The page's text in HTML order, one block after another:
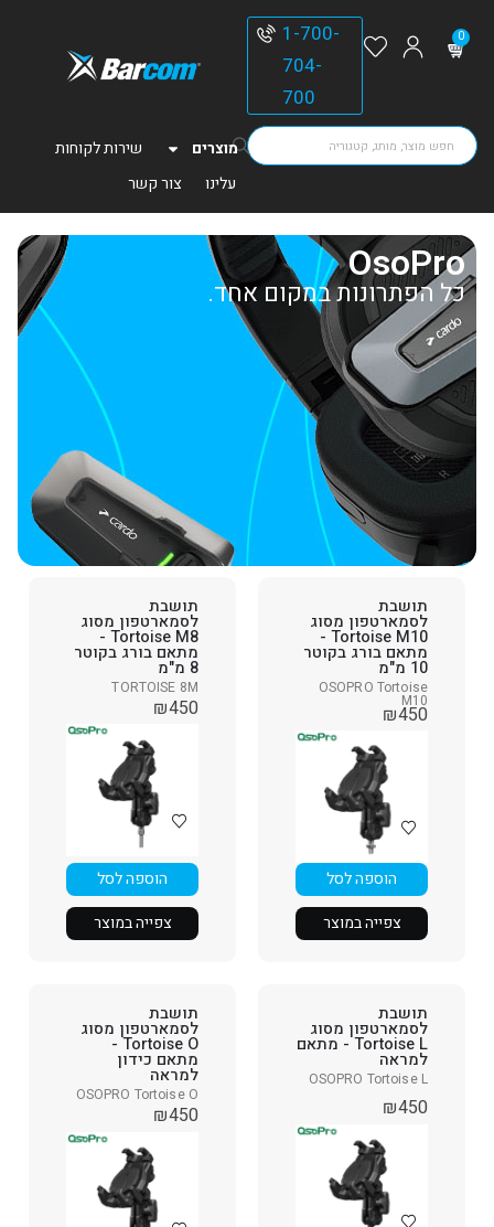
0
1-700-
704-
700
מוצרים
שירות לקוחות
עלינו
צור קשר
OsoPro
כל הפתרונות במקום אחד.
תושבת
לסמארטפון מסוג
Tortoise M10 -
מתאם בורג בקוטר
10 מ"מ
OSOPRO Tortoise
M10
₪450
הוספה לסל
צפייה במוצר
תושבת
לסמארטפון מסוג
Tortoise M8 -
מתאם בורג בקוטר
8 מ"מ
TORTOISE 8M
₪450
הוספה לסל
צפייה במוצר
תושבת
לסמארטפון מסוג
Tortoise L - מתאם
למראה
OSOPRO Tortoise L
₪450
תושבת
לסמארטפון מסוג
Tortoise O -
מתאם כידון
למראה
OSOPRO Tortoise O
₪450